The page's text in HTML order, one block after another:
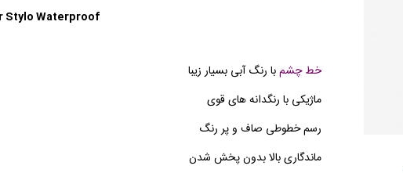
Stylo Waterproof
خط چشمبا رنگ آبی بسیار زیبا
ماژیکی با رنگدانه های قوی
رسم خطوطی صاف و پر رنگ
ماندگاری بالا بدون پخش شدن